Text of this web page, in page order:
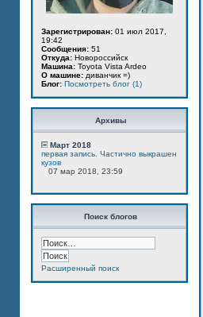
Зарегистрирован: 01 июл 2017,
19:42
Сообщения: 51
Откуда: Новороссийск
Машина: Toyota Vista Ardeo
О машине: диванчик =)
Блог: Посмотреть блог (1)
Архивы
Март 2018
первая запись. Частично выкрашен
кузов
07 мар 2018, 23:59
Поиск блогов
Расширенный поиск